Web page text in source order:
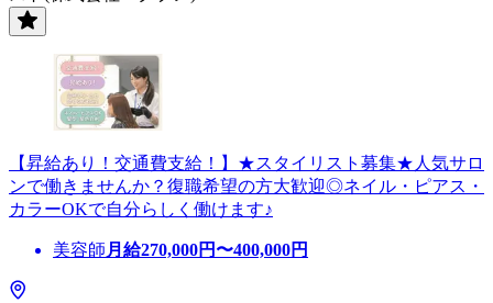
【昇給あり！交通費支給！】★スタイリスト募集★人気サロ
ンで働きませんか？復職希望の方大歓迎◎ネイル・ピアス・
カラーOKで自分らしく働けます♪
美容師 月給270,000円〜400,000円